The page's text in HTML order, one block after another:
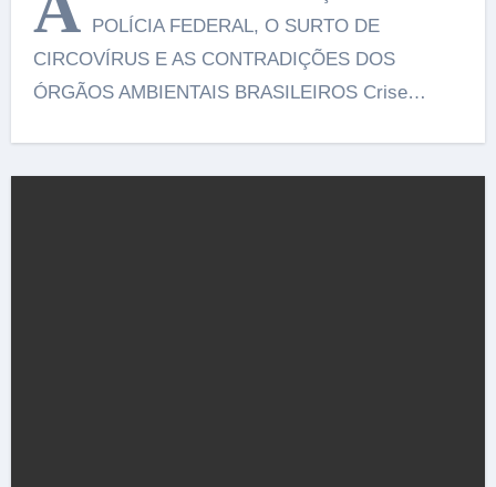
POLÍCIA FEDERAL, O SURTO DE
CIRCOVÍRUS E AS CONTRADIÇÕES DOS
ÓRGÃOS AMBIENTAIS BRASILEIROS Crise…